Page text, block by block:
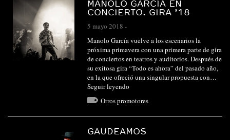
MANOLO GARCÍA EN
CONCIERTO. GIRA ’18
5 mayo 2018 -
Manolo García vuelve a los escenarios la
próxima primavera con una primera parte de gira
de conciertos en teatros y auditorios. Después de
su exitosa gira “Todo es ahora” del pasado año,
en la que ofreció una singular propuesta con…
Seguir leyendo
Otros promotores
GAUDEAMOS